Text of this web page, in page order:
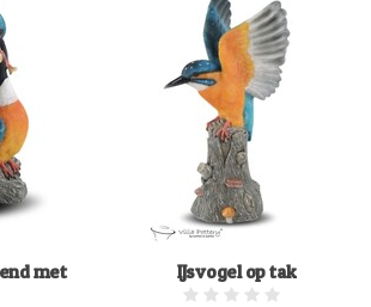
met
IJsvogel op tak